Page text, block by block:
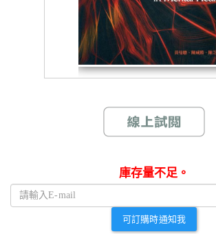
庫存量不足。
可訂購時通知我